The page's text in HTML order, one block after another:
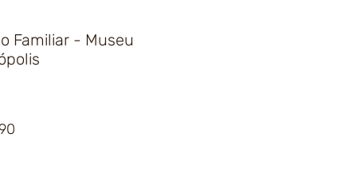
Familiar - Museu